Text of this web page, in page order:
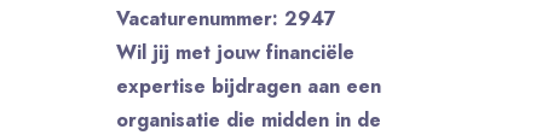
Vacaturenummer: 2947
Wil jij met jouw financiële
expertise bijdragen aan een
organisatie die midden in de